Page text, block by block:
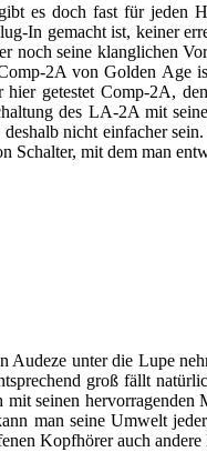
es doch fast für jeden
In gemacht ist, keiner
seine klanglichen
2A von Golden Age
getestet Comp-2A,
des LA-2A mit
nicht einfacher
mit dem man
unter die Lupe
groß fällt
seinen
man seine Umwelt
Kopfhörer auch